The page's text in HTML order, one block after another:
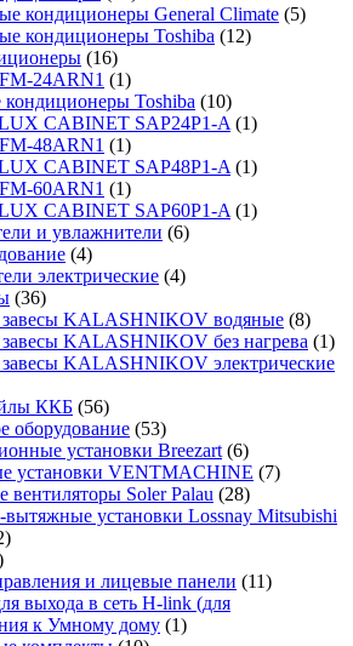
кондиционеры General Climate (5)
кондиционеры Toshiba (12)
(16)
24ARN1 (1)
Toshiba (10)
CABINET SAP24P1-A (1)
48ARN1 (1)
CABINET SAP48P1-A (1)
60ARN1 (1)
CABINET SAP60P1-A (1)
и увлажнители (6)
(4)
электрические (4)
(36)
KALASHNIKOV водяные (8)
KALASHNIKOV без нагрева (1)
KALASHNIKOV электрические
ККБ (56)
оборудование (53)
установки Breezart (6)
установки VENTMACHINE (7)
вентиляторы Soler Palau (28)
установки Lossnay Mitsubishi
и лицевые панели (11)
выхода в сеть H-link (для
к Умному дому (1)